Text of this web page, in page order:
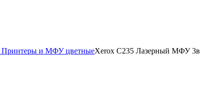
Принтеры и МФУ цветныеXerox C235 Лазерный МФУ